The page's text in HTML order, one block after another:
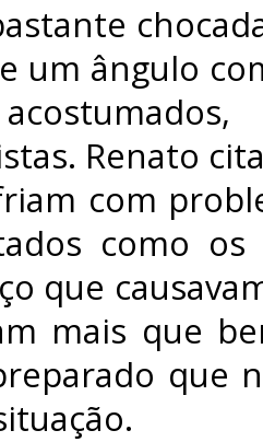
um ângulo
Renato
com
como os
que
mais que
que